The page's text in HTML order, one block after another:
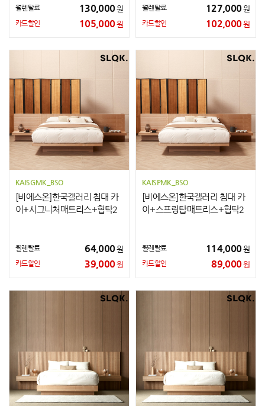
월렌탈료 130,000원
카드할인 105,000원
월렌탈료 127,000원
카드할인 102,000원
KAISGMK_BSO
[비에스온]한국갤러리 침대 카
이+시그니처매트리스+협탁2
월렌탈료 64,000원
카드할인 39,000원
KAISPMK_BSO
[비에스온]한국갤러리 침대 카
이+스프링탑매트리스+협탁2
월렌탈료 114,000원
카드할인 89,000원